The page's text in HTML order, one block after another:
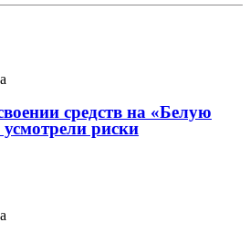
средств на «Белую
риски